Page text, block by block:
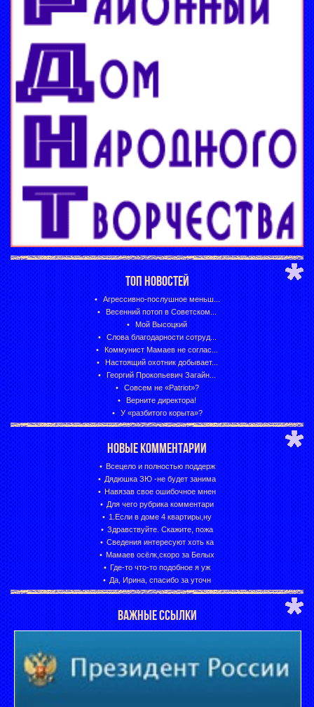
ТОП НОВОСТЕЙ
Агрессивно-послушное меньш...
Весенний потоп в Советском...
Мой Высоцкий
Слова благодарности сотруд...
Коммунист Мамаев не соглас...
Настоящий охотник добывает...
Георгий Прокопьевич Загайн...
Совсем не «Patriot»?
Верните директора!
У «разбитого корыта»?
НОВЫЕ КОММЕНТАРИИ
Всецело и полностью поддерж
Дядюшка ЗЮ -не будет занима
Навязав свое ошибочное мнен
Для чего рубрика комментари
1.Если в доме 4 квартиры,ну
Здравствуйте. Скажите, пожа
Сведения интересуют хоть ка
Мамаев осёлк,скоро за Белых
Где-то что-то подобное я уж
Да, Ирина, спасибо за уточн
ВАЖНЫЕ ССЫЛКИ